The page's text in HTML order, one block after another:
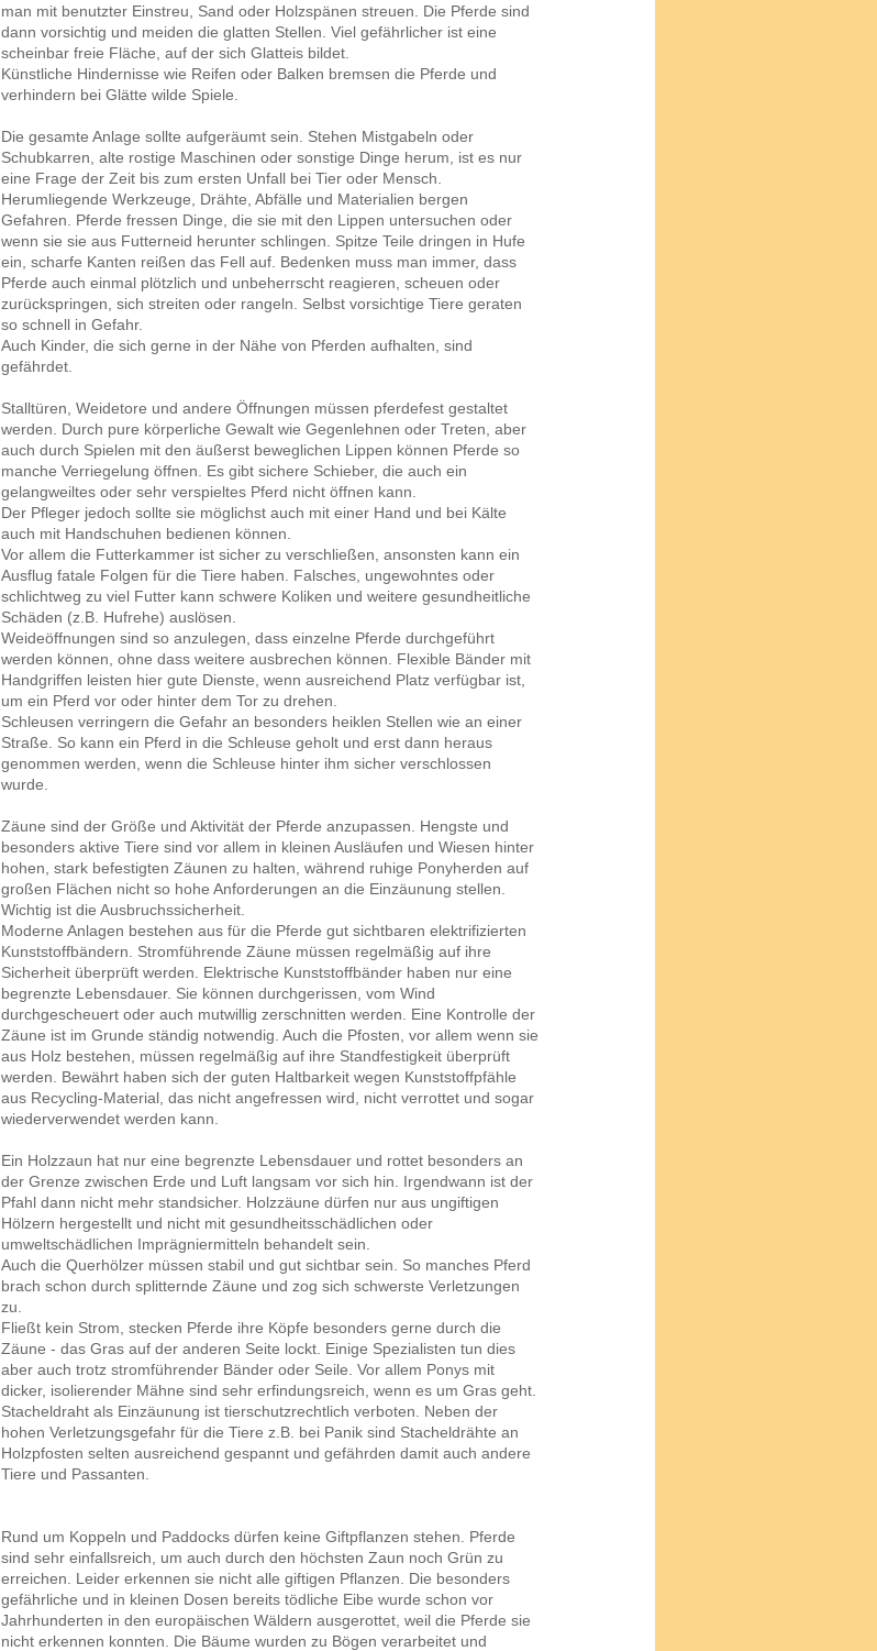
man mit benutzter Einstreu, Sand oder Holzspänen streuen. Die Pferde sind
dann vorsichtig und meiden die glatten Stellen. Viel gefährlicher ist eine
scheinbar freie Fläche, auf der sich Glatteis bildet.
Künstliche Hindernisse wie Reifen oder Balken bremsen die Pferde und
verhindern bei Glätte wilde Spiele.
Die gesamte Anlage sollte aufgeräumt sein. Stehen Mistgabeln oder
Schubkarren, alte rostige Maschinen oder sonstige Dinge herum, ist es nur
eine Frage der Zeit bis zum ersten Unfall bei Tier oder Mensch.
Herumliegende Werkzeuge, Drähte, Abfälle und Materialien bergen
Gefahren. Pferde fressen Dinge, die sie mit den Lippen untersuchen oder
wenn sie sie aus Futterneid herunter schlingen. Spitze Teile dringen in Hufe
ein, scharfe Kanten reißen das Fell auf. Bedenken muss man immer, dass
Pferde auch einmal plötzlich und unbeherrscht reagieren, scheuen oder
zurückspringen, sich streiten oder rangeln. Selbst vorsichtige Tiere geraten
so schnell in Gefahr.
Auch Kinder, die sich gerne in der Nähe von Pferden aufhalten, sind
gefährdet.
Stalltüren, Weidetore und andere Öffnungen müssen pferdefest gestaltet
werden. Durch pure körperliche Gewalt wie Gegenlehnen oder Treten, aber
auch durch Spielen mit den äußerst beweglichen Lippen können Pferde so
manche Verriegelung öffnen. Es gibt sichere Schieber, die auch ein
gelangweiltes oder sehr verspieltes Pferd nicht öffnen kann.
Der Pfleger jedoch sollte sie möglichst auch mit einer Hand und bei Kälte
auch mit Handschuhen bedienen können.
Vor allem die Futterkammer ist sicher zu verschließen, ansonsten kann ein
Ausflug fatale Folgen für die Tiere haben. Falsches, ungewohntes oder
schlichtweg zu viel Futter kann schwere Koliken und weitere gesundheitliche
Schäden (z.B. Hufrehe) auslösen.
Weideöffnungen sind so anzulegen, dass einzelne Pferde durchgeführt
werden können, ohne dass weitere ausbrechen können. Flexible Bänder mit
Handgriffen leisten hier gute Dienste, wenn ausreichend Platz verfügbar ist,
um ein Pferd vor oder hinter dem Tor zu drehen.
Schleusen verringern die Gefahr an besonders heiklen Stellen wie an einer
Straße. So kann ein Pferd in die Schleuse geholt und erst dann heraus
genommen werden, wenn die Schleuse hinter ihm sicher verschlossen
wurde.
Zäune sind der Größe und Aktivität der Pferde anzupassen. Hengste und
besonders aktive Tiere sind vor allem in kleinen Ausläufen und Wiesen hinter
hohen, stark befestigten Zäunen zu halten, während ruhige Ponyherden auf
großen Flächen nicht so hohe Anforderungen an die Einzäunung stellen.
Wichtig ist die Ausbruchssicherheit.
Moderne Anlagen bestehen aus für die Pferde gut sichtbaren elektrifizierten
Kunststoffbändern. Stromführende Zäune müssen regelmäßig auf ihre
Sicherheit überprüft werden. Elektrische Kunststoffbänder haben nur eine
begrenzte Lebensdauer. Sie können durchgerissen, vom Wind
durchgescheuert oder auch mutwillig zerschnitten werden. Eine Kontrolle der
Zäune ist im Grunde ständig notwendig. Auch die Pfosten, vor allem wenn sie
aus Holz bestehen, müssen regelmäßig auf ihre Standfestigkeit überprüft
werden. Bewährt haben sich der guten Haltbarkeit wegen Kunststoffpfähle
aus Recycling-Material, das nicht angefressen wird, nicht verrottet und sogar
wiederverwendet werden kann.
Ein Holzzaun hat nur eine begrenzte Lebensdauer und rottet besonders an
der Grenze zwischen Erde und Luft langsam vor sich hin. Irgendwann ist der
Pfahl dann nicht mehr standsicher. Holzzäune dürfen nur aus ungiftigen
Hölzern hergestellt und nicht mit gesundheitsschädlichen oder
umweltschädlichen Imprägniermitteln behandelt sein.
Auch die Querhölzer müssen stabil und gut sichtbar sein. So manches Pferd
brach schon durch splitternde Zäune und zog sich schwerste Verletzungen
zu.
Fließt kein Strom, stecken Pferde ihre Köpfe besonders gerne durch die
Zäune - das Gras auf der anderen Seite lockt. Einige Spezialisten tun dies
aber auch trotz stromführender Bänder oder Seile. Vor allem Ponys mit
dicker, isolierender Mähne sind sehr erfindungsreich, wenn es um Gras geht.
Stacheldraht als Einzäunung ist tierschutzrechtlich verboten. Neben der
hohen Verletzungsgefahr für die Tiere z.B. bei Panik sind Stacheldrähte an
Holzpfosten selten ausreichend gespannt und gefährden damit auch andere
Tiere und Passanten.
Rund um Koppeln und Paddocks dürfen keine Giftpflanzen stehen. Pferde
sind sehr einfallsreich, um auch durch den höchsten Zaun noch Grün zu
erreichen. Leider erkennen sie nicht alle giftigen Pflanzen. Die besonders
gefährliche und in kleinen Dosen bereits tödliche Eibe wurde schon vor
Jahrhunderten in den europäischen Wäldern ausgerottet, weil die Pferde sie
nicht erkennen konnten. Die Bäume wurden zu Bögen verarbeitet und